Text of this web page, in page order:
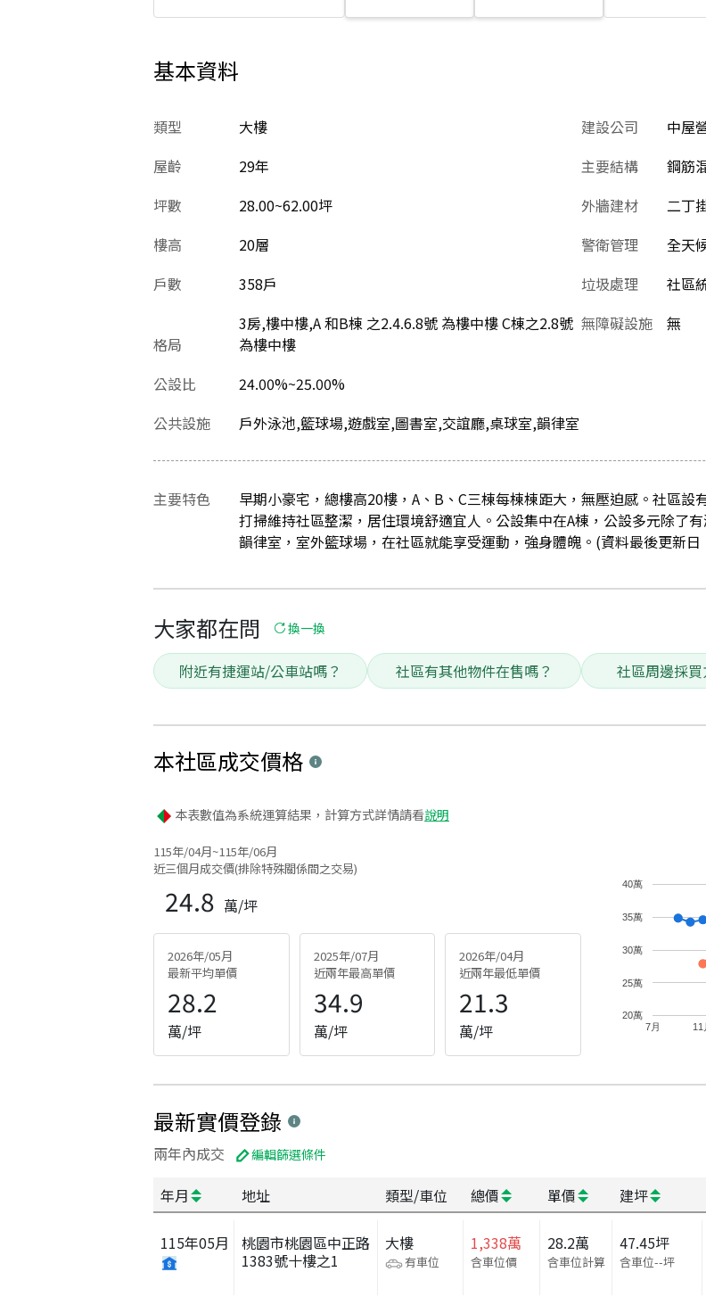
基本資料
類型
大樓
屋齡
29年
坪數
28.00~62.00坪
樓高
20層
戶數
358戶
格局
3房,樓中樓,A 和B棟 之2.4.6.8號 為樓中樓 C棟之2.8號
為樓中樓
公設比
24.00%~25.00%
建設公司
中屋
主要結構
鋼筋
外牆建材
二丁
警衛管理
全天
垃圾處理
社區
無障礙設施
無
公共設施 戶外泳池,籃球場,遊戲室,圖書室,交誼廳,桌球室,韻律室
主要特色
早期小豪宅，總樓高20樓，A、B、C三棟每棟棟距大，無壓迫感。社區設
打掃維持社區整潔，居住環境舒適宜人。公設集中在A棟，公設多元除了
韻律室，室外籃球場，在社區就能享受運動，強身體魄。(資料最後更新
大家都在問 換一換
附近有捷運站/公車站嗎？ 社區有其他物件在售嗎？ 社區周邊採買
本社區成交價格
本表數值為系統運算結果，計算方式詳情請看說明
115年/04月~115年/06月
近三個月成交價(排除特殊關係間之交易)
24.8 萬/坪
2026年/05月
最新平均單價
28.2
萬/坪
2025年/07月
近兩年最高單價
34.9
萬/坪
2026年/04月
近兩年最低單價
21.3
萬/坪 7月 11
20萬
25萬
30萬
35萬
40萬
最新實價登錄
兩年內成交 編輯篩選條件
年月 地址 類型/車位 總價 單價 建坪
115年05月
桃園市桃園區中正路
1383號十樓之1
大樓
有車位
1,338萬
含車位價
28.2萬
含車位計算
47.45坪
含車位--坪